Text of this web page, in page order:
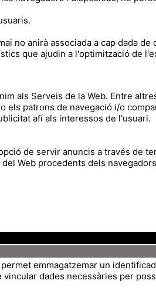
no anirà associada a cap dada de
que ajudin a l'optimització de
als Serveis de la Web. Entre
els patrons de navegació i/o
afí als interessos de l'usuari.
de servir anuncis a través de
Web procedents dels
emmagatzemar un
dades necessàries per